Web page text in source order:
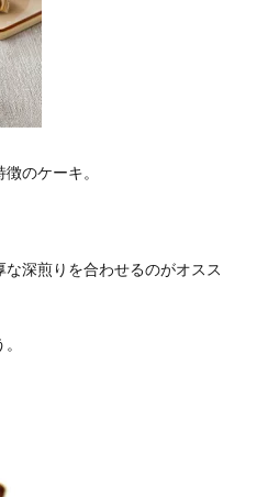
のケーキ。
深煎りを合わせるのがオスス